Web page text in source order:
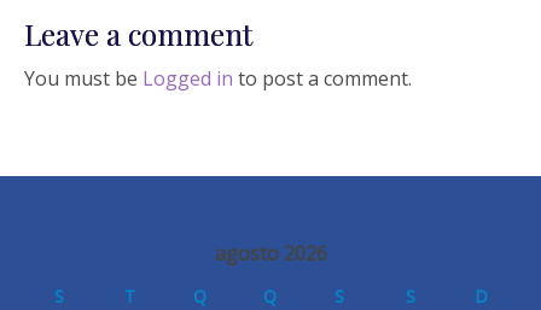
Leave a comment
You must be Logged in to post a comment.
agosto 2026
S T Q Q S S D